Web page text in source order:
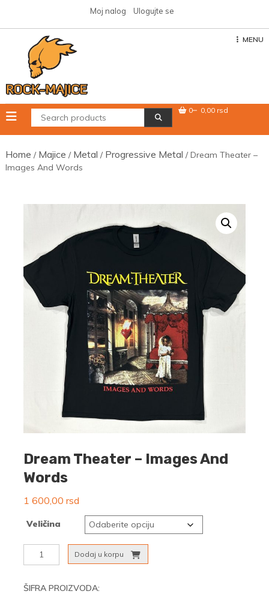
content
Moj nalog Ulogujte se
MENU
0 0,00 rsd
Home / Majice / Metal / Progressive Metal / Dream Theater –
Images And Words
Dream Theater – Images And
Words
1 600,00 rsd
Veličina
Dream
Images
Dodaj u korpu
ŠIFRA PROIZVODA: